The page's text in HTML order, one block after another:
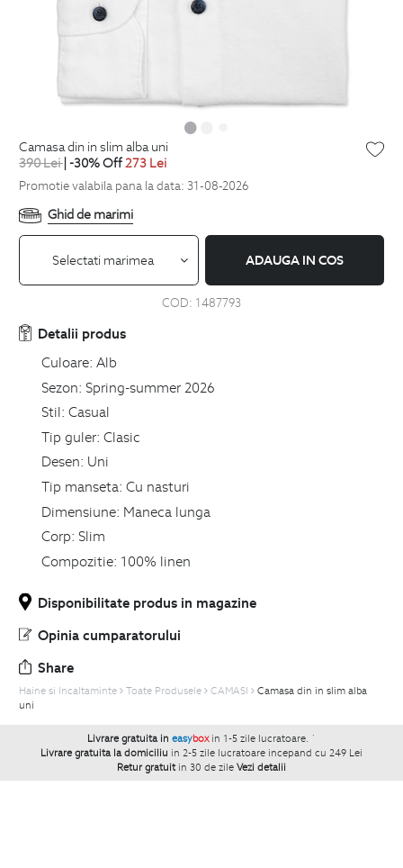
camasa din in slim alba uni
390Lei| -30% Off273 Lei
Promotie valabila pana la data: 31-08-2026
Ghid de marimi
Selectati marimea ADAUGA IN COS
COD: 1487793
Detalii produs
Culoare: Alb
Sezon: Spring-summer 2026
Stil: Casual
Tip guler: Clasic
Desen: Uni
Tip manseta: Cu nasturi
Dimensiune: Maneca lunga
Corp: Slim
Compozitie: 100% linen
Disponibilitate produs in magazine
Opinia cumparatorului
Share
Haine si Incaltaminte Toate Produsele CAMASI
Camasa din in slim alba
uni
Livrare gratuita in easybox in 1-5 zile lucratoare. `
Livrare gratuita la domiciliu in 2-5 zile lucratoare incepand cu 249 Lei
Retur gratuit in 30 de zile Vezi detalii